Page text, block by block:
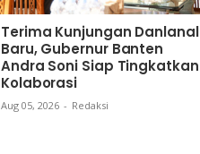
Terima Kunjungan Danlanal
Baru, Gubernur Banten
Andra Soni Siap Tingkatkan
Kolaborasi
Aug 05, 2026 - Redaksi